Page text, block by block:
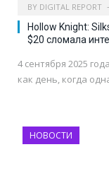
BY DIGITAL REPORT
Hollow Knight:
$20 сломала
4 сентября 2025
как день, когда
НОВОСТИ